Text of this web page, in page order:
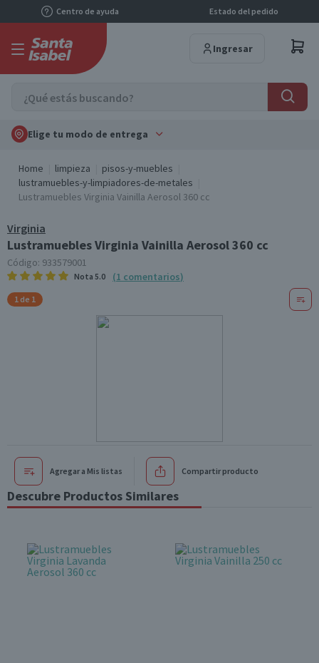
Centro de ayuda Estado del pedido
Ingresar
Elige tu modo de entrega
Home limpieza
pisos-y-muebles
lustramuebles-y-limpiadores-de-metales
Lustramuebles Virginia Vainilla Aerosol 360 cc
Virginia
Lustramuebles Virginia Vainilla Aerosol 360 cc
Código: 933579001
Nota 5.0 (1 comentarios)
1 de 1
Agregar a Mis listas Compartir producto
Descubre Productos Similares